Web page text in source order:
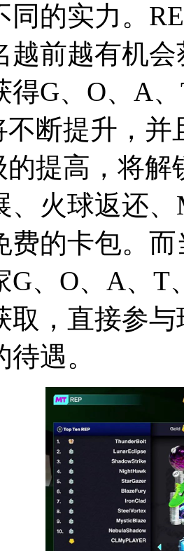
同的实力。
越前越有机
得G、O、A
不断提升，
的提高，将
、火球返还
费的卡包。
G、O、A、T
取，直接参
遇。